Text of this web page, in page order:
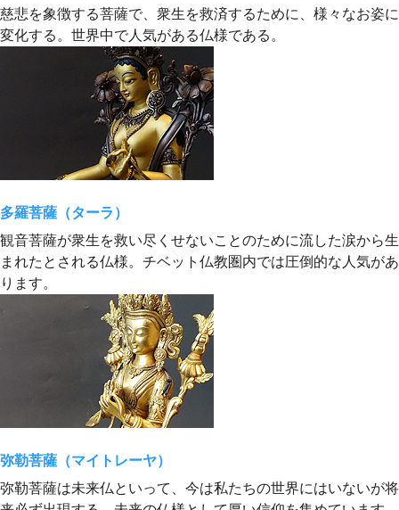
慈悲を象徴する菩薩で、衆生を救済するために、様々なお姿に
変化する。世界中で人気がある仏様である。
多羅菩薩（ターラ）
観音菩薩が衆生を救い尽くせないことのために流した涙から生
まれたとされる仏様。チベット仏教圏内では圧倒的な人気があ
ります。
弥勒菩薩（マイトレーヤ）
弥勒菩薩は未来仏といって、今は私たちの世界にはいないが将